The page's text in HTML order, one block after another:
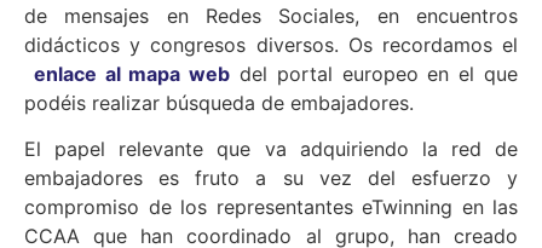
de mensajes en Redes Sociales, en encuentros
didácticos y congresos diversos. Os recordamos el
enlace al mapa web del portal europeo en el que
podéis realizar búsqueda de embajadores.
El papel relevante que va adquiriendo la red de
embajadores es fruto a su vez del esfuerzo y
compromiso de los representantes eTwinning en las
CCAA que han coordinado al grupo, han creado